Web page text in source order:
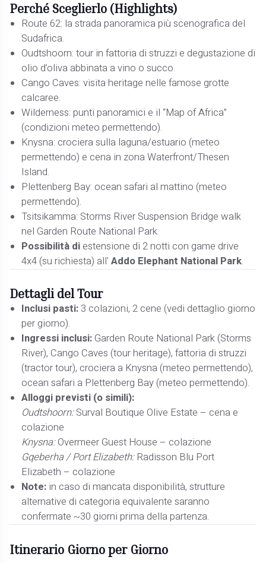
Perché Sceglierlo (Highlights)
Route 62: la strada panoramica più scenografica del
Sudafrica.
Oudtshoorn: tour in fattoria di struzzi e degustazione di
olio d’oliva abbinata a vino o succo.
Cango Caves: visita heritage nelle famose grotte
calcaree.
Wilderness: punti panoramici e il “Map of Africa”
(condizioni meteo permettendo).
Knysna: crociera sulla laguna/estuario (meteo
permettendo) e cena in zona Waterfront/Thesen
Island.
Plettenberg Bay: ocean safari al mattino (meteo
permettendo).
Tsitsikamma: Storms River Suspension Bridge walk
nel Garden Route National Park.
Possibilità diestensione di 2 notti con game drive
4x4 (su richiesta) all'Addo Elephant National Park.
Dettagli del Tour
Inclusi pasti: 3 colazioni, 2 cene (vedi dettaglio giorno
per giorno).
Ingressi inclusi:Garden Route National Park (Storms
River), Cango Caves (tour heritage), fattoria di struzzi
(tractor tour), crociera a Knysna (meteo permettendo),
ocean safari a Plettenberg Bay (meteo permettendo).
Alloggi previsti (o simili):
Oudtshoorn:Surval Boutique Olive Estate – cena e
colazione
Knysna:Overmeer Guest House – colazione
Gqeberha / Port Elizabeth:Radisson Blu Port
Elizabeth – colazione
Note: in caso di mancata disponibilità, strutture
alternative di categoria equivalente saranno
confermate ~30 giorni prima della partenza.
Itinerario Giorno per Giorno